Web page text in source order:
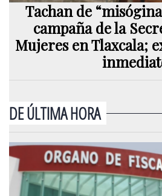
Tachan de
campaña de la
Mujeres en Tlaxcala;
DE ÚLTIMA HORA